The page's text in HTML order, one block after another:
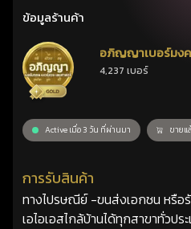
ข้อมูลร้านค้า
อภิญญาเบอร์มง
เลขศาสตร์
4,237 เบอร์
Active เมื่อ 3 วัน ที่ผ่านมา ขายแ
การรับสินค้า
ทางไปรษณีย์ -ขนส่งเอกชน หรือ
เอไอเอสไกล้บ้านได้ทุกสาขาทั่วปร